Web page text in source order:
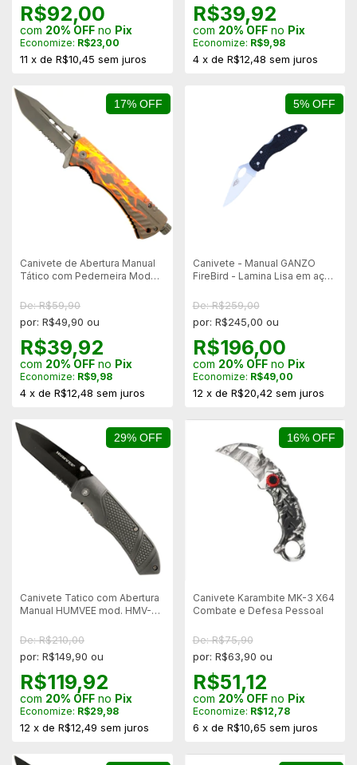
R$92,00
com 20% OFF no Pix
Economize: R$23,00
11 x de R$10,45 sem juros
R$39,92
com 20% OFFno Pix
Economize: R$9,98
4 x de R$12,48 sem juros
17% OFF
Canivete de Abertura Manual
Tático com Pederneira Mod
De: R$59,90
por: R$49,90 ou
R$39,92
com 20% OFF no Pix
Economize: R$9,98
4 x de R$12,48 sem juros
5% OFF
Canivete - Manual GANZO
FireBird - Lamina Lisa em aço
De: R$259,00
por: R$245,00 ou
R$196,00
com 20% OFFno Pix
Economize: R$49,00
12 x de R$20,42 sem juros
29% OFF
Canivete Tatico com Abertura
Manual HUMVEE mod. HMV-
De: R$210,00
por: R$149,90 ou
R$119,92
com 20% OFF no Pix
Economize: R$29,98
12 x de R$12,49 sem juros
16% OFF
Canivete Karambite MK-3 X64
Combate e Defesa Pessoal
De: R$75,90
por: R$63,90 ou
R$51,12
com 20% OFFno Pix
Economize: R$12,78
6 x de R$10,65 sem juros